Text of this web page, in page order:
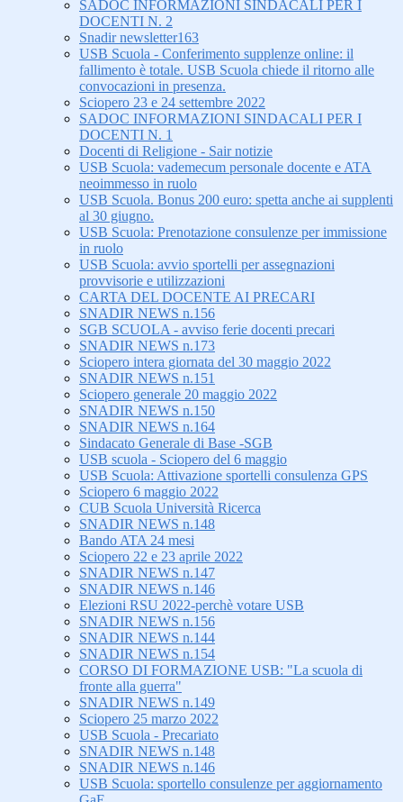
SADOC INFORMAZIONI SINDACALI PER I
DOCENTI N. 2
Snadir newsletter163
USB Scuola - Conferimento supplenze online: il
fallimento è totale. USB Scuola chiede il ritorno alle
convocazioni in presenza.
Sciopero 23 e 24 settembre 2022
SADOC INFORMAZIONI SINDACALI PER I
DOCENTI N. 1
Docenti di Religione - Sair notizie
USB Scuola: vademecum personale docente e ATA
neoimmesso in ruolo
USB Scuola. Bonus 200 euro: spetta anche ai supplenti
al 30 giugno.
USB Scuola: Prenotazione consulenze per immissione
in ruolo
USB Scuola: avvio sportelli per assegnazioni
provvisorie e utilizzazioni
CARTA DEL DOCENTE AI PRECARI
SNADIR NEWS n.156
SGB SCUOLA - avviso ferie docenti precari
SNADIR NEWS n.173
Sciopero intera giornata del 30 maggio 2022
SNADIR NEWS n.151
Sciopero generale 20 maggio 2022
SNADIR NEWS n.150
SNADIR NEWS n.164
Sindacato Generale di Base -SGB
USB scuola - Sciopero del 6 maggio
USB Scuola: Attivazione sportelli consulenza GPS
Sciopero 6 maggio 2022
CUB Scuola Università Ricerca
SNADIR NEWS n.148
Bando ATA 24 mesi
Sciopero 22 e 23 aprile 2022
SNADIR NEWS n.147
SNADIR NEWS n.146
Elezioni RSU 2022-perchè votare USB
SNADIR NEWS n.156
SNADIR NEWS n.144
SNADIR NEWS n.154
CORSO DI FORMAZIONE USB: "La scuola di
fronte alla guerra"
SNADIR NEWS n.149
Sciopero 25 marzo 2022
USB Scuola - Precariato
SNADIR NEWS n.148
SNADIR NEWS n.146
USB Scuola: sportello consulenze per aggiornamento